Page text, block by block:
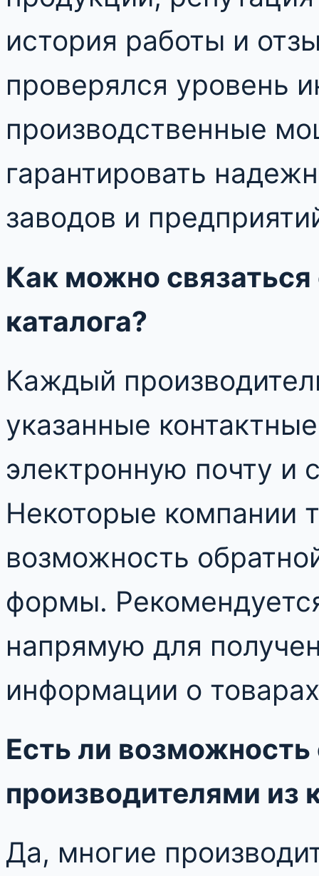
история работы и
проверялся уровень
производственные
гарантировать
заводов и
Как можно
каталога?
Каждый
указанные
электронную почту и
Некоторые компании
возможность
формы.
напрямую для
информации о
Есть ли возможность
производителями из
Да, многие